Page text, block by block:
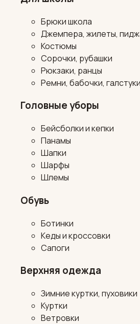
Брюки школа
Джемпера, жилеты,
Костюмы
Сорочки, рубашки
Рюкзаки, ранцы
Ремни, бабочки, галстуки
Головные уборы
Бейсболки и кепки
Панамы
Шапки
Шарфы
Шлемы
Обувь
Ботинки
Кеды и кроссовки
Сапоги
Верхняя одежда
Зимние куртки, пуховики
Куртки
Ветровки